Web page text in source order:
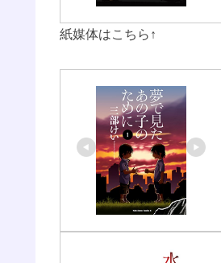
紙媒体はこちら↑